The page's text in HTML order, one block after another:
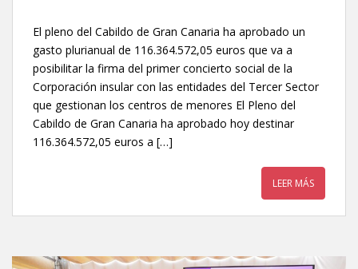
El pleno del Cabildo de Gran Canaria ha aprobado un
gasto plurianual de 116.364.572,05 euros que va a
posibilitar la firma del primer concierto social de la
Corporación insular con las entidades del Tercer Sector
que gestionan los centros de menores El Pleno del
Cabildo de Gran Canaria ha aprobado hoy destinar
116.364.572,05 euros a […]
LEER MÁS